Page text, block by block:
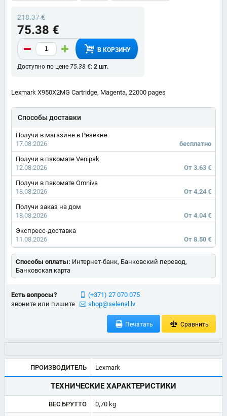
218.37 €
75.38 €
В КОРЗИНУ
Доступно по цене 75.38 €: 2 шт.
Lexmark X950X2MG Cartridge, Magenta, 22000 pages
Способы доставки
Получи в магазине в Резекне
17.08.2026
бесплатно
Получи в пакомате Venipak
12.08.2026
От 3.63 €
Получи в пакомате Omniva
18.08.2026
От 4.24 €
Получи заказ на дом
18.08.2026
От 4.04 €
Экспресс-доставка
11.08.2026
От 8.50 €
Способы оплаты: Интернет-банк, Банковский перевод,
Банковская карта
Есть вопросы?
звоните или пишите
(+371) 27 070 075
shop@selenal.lv
Печатать Сравнить
ПРОИЗВОДИТЕЛЬ Lexmark
ТЕХНИЧЕСКИЕ ХАРАКТЕРИСТИКИ
ВЕС БРУТТО 0,70 kg